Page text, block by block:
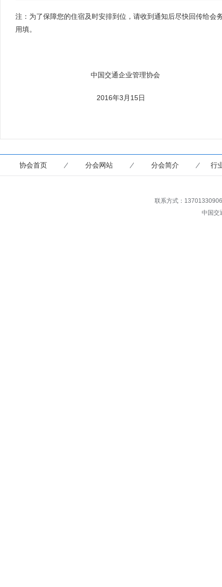
注：为了保障您的住宿及时安排到位，请收到通知后尽快回传给会
用填。
中国交通企业管理协会
2016年3月15日
协会首页 分会网站 分会简介 行
联系方式：
中国交